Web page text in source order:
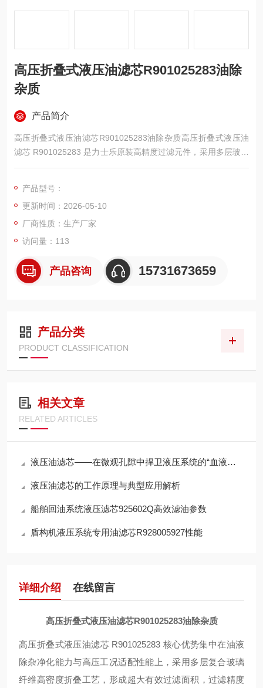
高压折叠式液压油滤芯R901025283油除
杂质
产品简介
高压折叠式液压油滤芯R901025283油除杂质高压折叠式液压油
滤芯 R901025283 是力士乐原装高精度过滤元件，采用多层玻璃
纤维折叠式结构，专为工业高压液压系统研发，主打液压油除杂
质、氧化沉淀物等各类污染物，具备耐高压、通量大、纳污容量
高、抗振动变形、密封性稳定等优势，适配盾构机、电厂液压
站、重工机械高压油路，规格标准互换性强
产品型号：
更新时间：2026-05-10
厂商性质：生产厂家
访问量：113
产品咨询 15731673659
产品分类
PRODUCT CLASSIFICATION
相关文章
RELATED ARTICLES
液压油滤芯——在微观孔隙中捍卫液压系统的“血液纯净”
液压油滤芯的工作原理与典型应用解析
船舶回油系统液压滤芯925602Q高效滤油参数
盾构机液压系统专用油滤芯R928005927性能
详细介绍 在线留言
高压折叠式液压油滤芯R901025283油除杂质
高压折叠式液压油滤芯 R901025283 核心优势集中在油液
除杂净化能力与高压工况适配性能上，采用多层复合玻璃
纤维高密度折叠工艺，形成超大有效过滤面积，过滤精度